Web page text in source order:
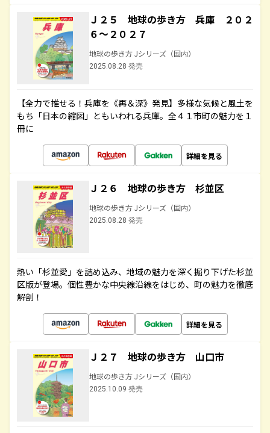
Ｊ２５ 地球の歩き方 兵庫 ２０２
６～２０２７
地球の歩き方 Jシリーズ（国内）
2025.08.28 発売
【全力で推せる！兵庫を《再＆深》発見】多様な気候と風土を
もち「日本の縮図」ともいわれる兵庫。全４１市町の魅力を１
冊に
詳細を見る
Ｊ２６ 地球の歩き方 杉並区
地球の歩き方 Jシリーズ（国内）
2025.08.28 発売
熱い「杉並愛」を詰め込み、地域の魅力を深く掘り下げた杉並
区版が登場。個性豊かな中央線沿線をはじめ、町の魅力を徹底
解剖！
詳細を見る
Ｊ２７ 地球の歩き方 山口市
地球の歩き方 Jシリーズ（国内）
2025.10.09 発売